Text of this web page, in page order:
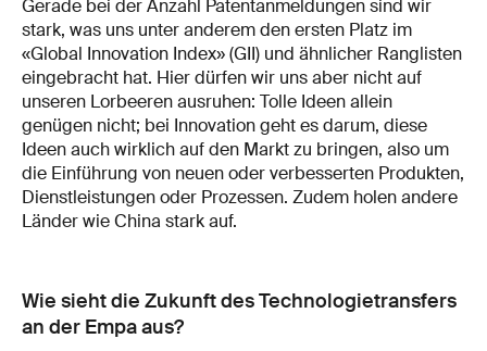
Gerade bei der Anzahl Patentanmeldungen sind wir
stark, was uns unter anderem den ersten Platz im
«Global Innovation Index» (GII) und ähnlicher Ranglisten
eingebracht hat. Hier dürfen wir uns aber nicht auf
unseren Lorbeeren ausruhen: Tolle Ideen allein
genügen nicht; bei Innovation geht es darum, diese
Ideen auch wirklich auf den Markt zu bringen, also um
die Einführung von neuen oder verbesserten Produkten,
Dienstleistungen oder Prozessen. Zudem holen andere
Länder wie China stark auf.
Wie sieht die Zukunft des Technologietransfers
an der Empa aus?